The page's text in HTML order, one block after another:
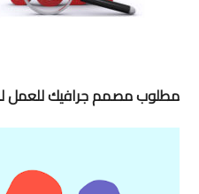
مطلوب مصمم جرافيك للعمل